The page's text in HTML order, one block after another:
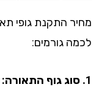
התקנת גופי
גורמים:
גופי